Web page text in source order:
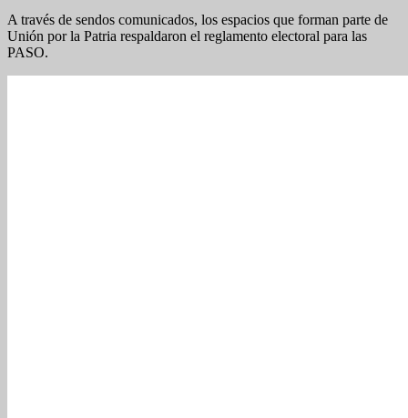
A través de sendos comunicados, los espacios que forman parte de
Unión por la Patria respaldaron el reglamento electoral para las
PASO.